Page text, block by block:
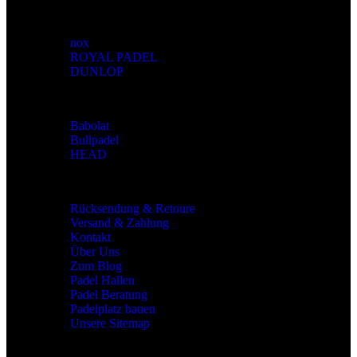
nox
ROYAL PADEL
DUNLOP
Babolat
Bullpadel
HEAD
Rücksendung & Retoure
Versand & Zahlung
Kontakt
Über Uns
Zum Blog
Padel Hallen
Padel Beratung
Padelplatz bauen
Unsere Sitemap